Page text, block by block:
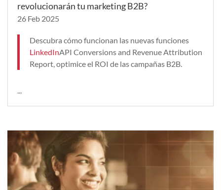
revolucionarán tu marketing B2B?
26 Feb 2025
Descubra cómo funcionan las nuevas funciones
LinkedInAPI Conversions and Revenue Attribution
Report, optimice el ROI de las campañas B2B.
...